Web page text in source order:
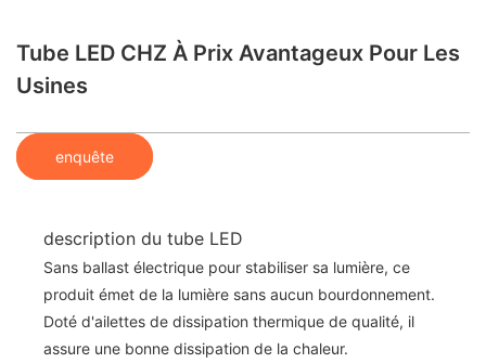
Tube LED CHZ À Prix Avantageux Pour Les
Usines
enquête
description du tube LED
Sans ballast électrique pour stabiliser sa lumière, ce
produit émet de la lumière sans aucun bourdonnement.
Doté d'ailettes de dissipation thermique de qualité, il
assure une bonne dissipation de la chaleur.